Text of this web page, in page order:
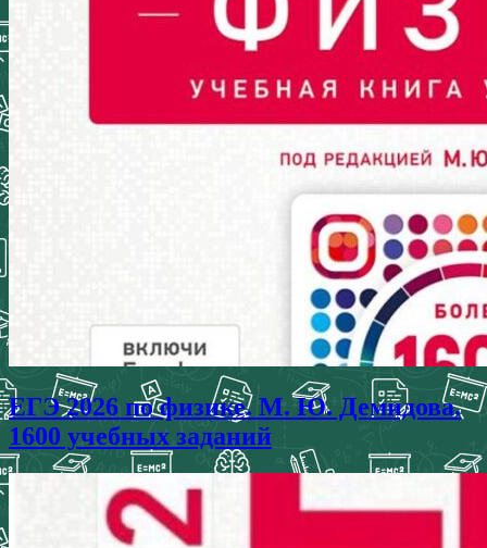
ЕГЭ 2026 по физике. М. Ю. Демидова.
1600 учебных заданий